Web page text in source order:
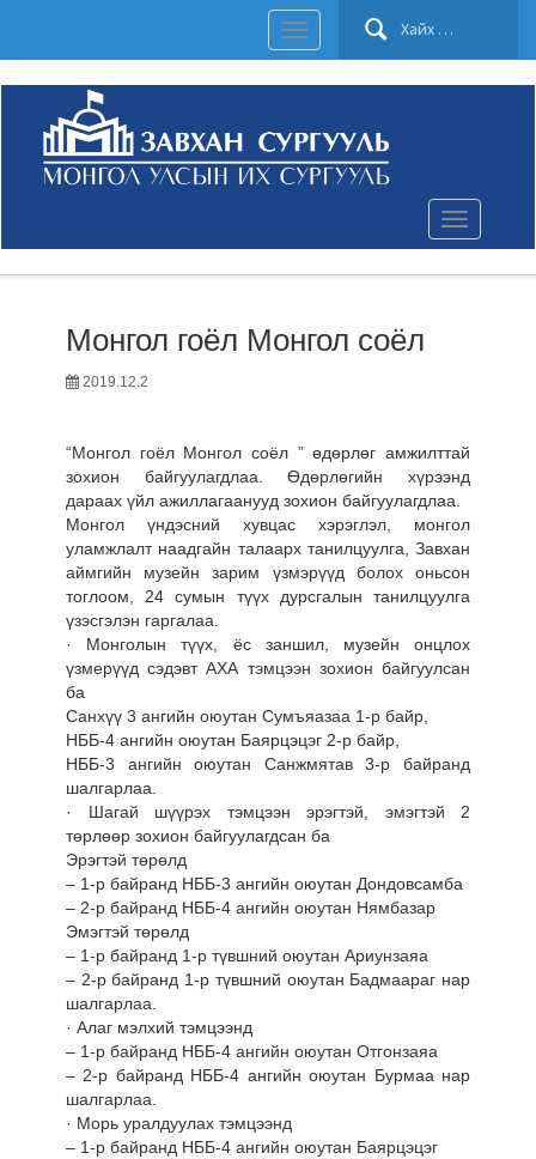
Toggle
navigation
Toggle
navigation
Монгол гоёл Монгол соёл
2019.12.2
“Монгол гоёл Монгол соёл ” өдөрлөг амжилттай
зохион байгуулагдлаа. Өдөрлөгийн хүрээнд
дараах үйл ажиллагаанууд зохион байгуулагдлаа.
Монгол үндэсний хувцас хэрэглэл, монгол
уламжлалт наадгайн талаарх танилцуулга, Завхан
аймгийн музейн зарим үзмэрүүд болох оньсон
тоглоом, 24 сумын түүх дурсгалын танилцуулга
үзэсгэлэн гаргалаа.
· Монголын түүх, ёс заншил, музейн онцлох
үзмерүүд сэдэвт АХА тэмцээн зохион байгуулсан
ба
Санхүү 3 ангийн оюутан Сумъяазаа 1-р байр,
НББ-4 ангийн оюутан Баярцэцэг 2-р байр,
НББ-3 ангийн оюутан Санжмятав 3-р байранд
шалгарлаа.
· Шагай шүүрэх тэмцээн эрэгтэй, эмэгтэй 2
төрлөөр зохион байгуулагдсан ба
Эрэгтэй төрөлд
– 1-р байранд НББ-3 ангийн оюутан Дондовсамба
– 2-р байранд НББ-4 ангийн оюутан Нямбазар
Эмэгтэй төрөлд
– 1-р байранд 1-р түвшний оюутан Ариунзаяа
– 2-р байранд 1-р түвшний оюутан Бадмаараг нар
шалгарлаа.
· Алаг мэлхий тэмцээнд
– 1-р байранд НББ-4 ангийн оюутан Отгонзаяа
– 2-р байранд НББ-4 ангийн оюутан Бурмаа нар
шалгарлаа.
· Морь уралдуулах тэмцээнд
– 1-р байранд НББ-4 ангийн оюутан Баярцэцэг